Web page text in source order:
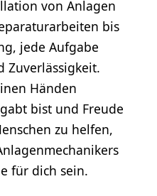
von Anlagen
bis
jede Aufgabe
Zuverlässigkeit.
Händen
bist und Freude
zu helfen,
für dich sein.